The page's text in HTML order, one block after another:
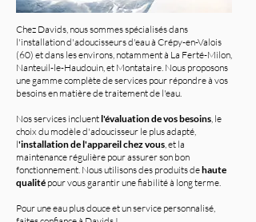
Chez Davids, nous sommes spécialisés dans
l'installation d'adoucisseurs d'eau à Crépy-en-Valois
(60) et dans les environs, notamment à La Ferté-Milon,
Nanteuil-le-Haudouin, et Montataire. Nous proposons
une gamme complète de services pour répondre à vos
besoins en matière de traitement de l'eau.
Nos services incluentl'évaluation de vos besoins, le
choix du modèle d'adoucisseur le plus adapté,
l'installation de l'appareil chez vous, et la
maintenance régulière pour assurer son bon
fonctionnement. Nous utilisons des produits dehaute
qualité pour vous garantir une fiabilité à long terme.
Pour une eau plus douce et un service personnalisé,